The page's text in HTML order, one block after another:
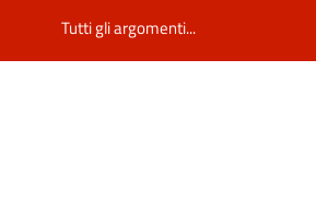
Tutti gli argomenti...